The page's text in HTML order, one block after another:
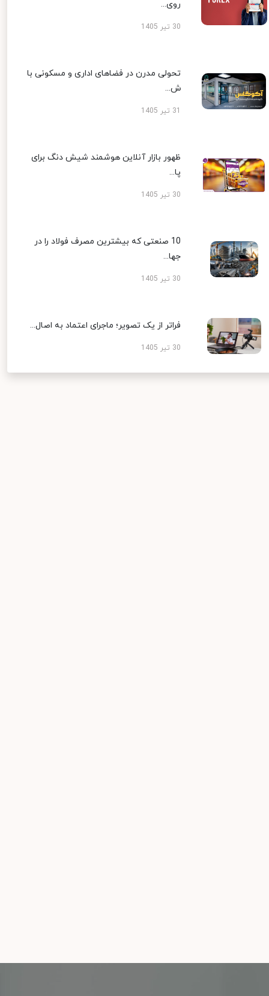
روی...
30 تیر 1405
تحولی مدرن در فضاهای اداری و مسکونی با
ش...
ظهور بازار آنلاین هوشمند شیش دنگ برای
پا...
30 تیر 1405
10 صنعتی که بیشترین مصرف فولاد را در
جها...
30 تیر 1405
فراتر از یک تصویر؛ ماجرای اعتماد به اصال...
30 تیر 1405